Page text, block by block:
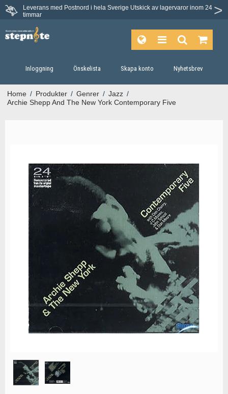
Leverans med Postnord i hela Sverige Utskick av lagervaror inom 24
timmar
Du har 30 dagars ångerrätt.
Inloggning Önskelista Skapa konto Nyhetsbrev
Home / Produkter / Genrer / Jazz /
Archie Shepp And The New York Contemporary Five